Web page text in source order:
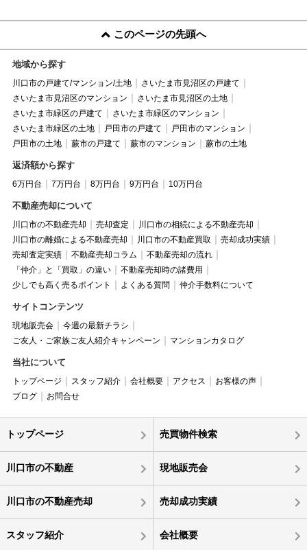
このページの先頭へ
地域から探す
川口市の戸建て/マンション/土地
さいたま市見沼区の戸建て
さいたま市見沼区のマンション
さいたま市見沼区の土地
さいたま市緑区の戸建て
さいたま市緑区のマンション
さいたま市緑区の土地
戸田市の戸建て
戸田市のマンション
戸田市の土地
蕨市の戸建て 蕨市のマンション 蕨市の土地
返済額から探す
6万円台 7万円台 8万円台 9万円台 10万円台
不動産売却について
川口市の不動産売却 売却査定
川口市の相続による不動産売却
川口市の離婚による不動産売却
川口市の不動産買取
売却成功実績
売却査定実績
不動産売却コラム
不動産売却の流れ
「仲介」と「買取」の違い
不動産売却時の諸費用
少しでも高く売るポイント
よくある質問 仲介手数料について
サイトコンテンツ
現地販売会
今週の最新チラシ
ご友人・ご家族ご友人紹介キャンペーン
マンションカタログ
当社について
トップページ スタッフ紹介 会社概要 アクセス
お客様の声
ブログ
お問合せ
トップページ 売買物件検索
川口市の不動産 現地販売会
川口市の不動産売却 売却成功実績
スタッフ紹介 会社概要